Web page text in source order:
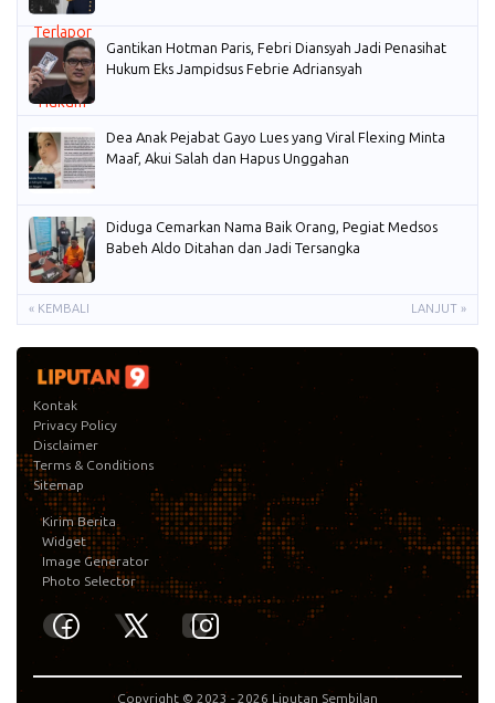
Gantikan Hotman Paris, Febri Diansyah Jadi Penasihat
Hukum Eks Jampidsus Febrie Adriansyah
Dea Anak Pejabat Gayo Lues yang Viral Flexing Minta
Maaf, Akui Salah dan Hapus Unggahan
Diduga Cemarkan Nama Baik Orang, Pegiat Medsos
Babeh Aldo Ditahan dan Jadi Tersangka
« KEMBALI LANJUT »
Kontak
Privacy Policy
Disclaimer
Terms & Conditions
Sitemap
Kirim Berita
Widget
Image Generator
Photo Selector
Copyright © 2023 - 2026 Liputan Sembilan